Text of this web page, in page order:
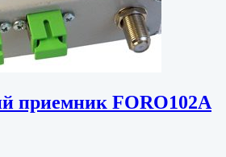
приемник FORO102A